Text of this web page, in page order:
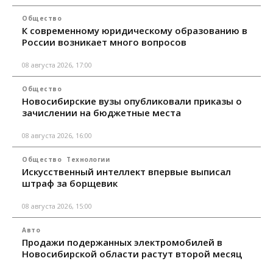
Общество
К современному юридическому образованию в
России возникает много вопросов
08 августа 2026, 17:00
Общество
Новосибирские вузы опубликовали приказы о
зачислении на бюджетные места
08 августа 2026, 16:00
Общество Технологии
Искусственный интеллект впервые выписал
штраф за борщевик
08 августа 2026, 15:00
Авто
Продажи подержанных электромобилей в
Новосибирской области растут второй месяц